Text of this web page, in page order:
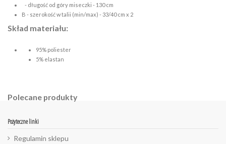
- długość od góry miseczki - 130 cm
B - szerokość w talii (min/max) - 33/40 cm x 2
Skład materiału:
95% poliester
5% elastan
Polecane produkty
Pożyteczne linki
Regulamin sklepu